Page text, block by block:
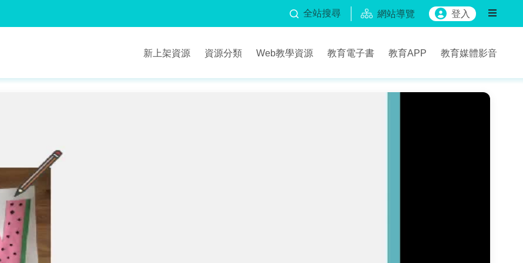
全站搜尋 網站導覽 登入
新上架資源 資源分類 Web教學資源 教育電子書 教育APP 教育媒體影音